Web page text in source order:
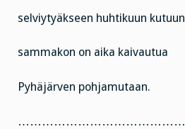
selviytyäkseen huhtikuun kutuun
sammakon on aika kaivautua
Pyhäjärven pohjamutaan.
……………………………………